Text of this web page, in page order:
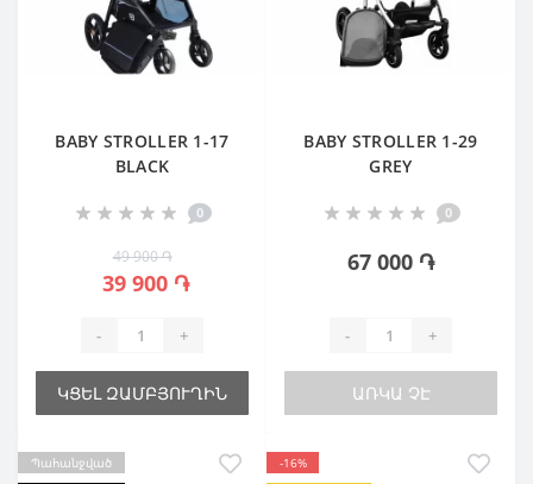
BABY STROLLER 1-17
BLACK
0
49 900 ֏
39 900 ֏
- +
ԿՑԵԼ ԶԱՄԲՅՈՒՂԻՆ
BABY STROLLER 1-29
GREY
0
67 000 ֏
- +
ԱՌԿԱ ՉԷ
Պահանջված
-16%